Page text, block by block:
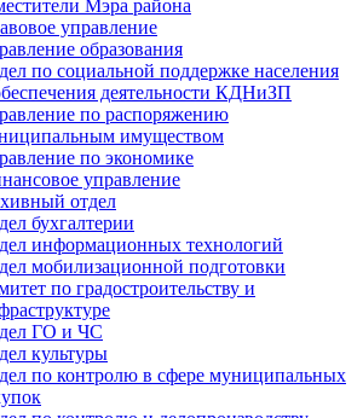
Мэра района
управление
образования
по социальной поддержке населения
деятельности КДНиЗП
по распоряжению
имуществом
по экономике
управление
отдел
бухгалтерии
информационных технологий
мобилизационной подготовки
по градостроительству и
ГО и ЧС
культуры
по контролю в сфере муниципальных